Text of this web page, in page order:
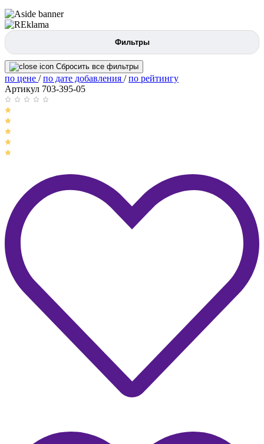
Фильтры
Сбросить все фильтры
по цене /по дате добавления /по рейтингу
Артикул 703-395-05